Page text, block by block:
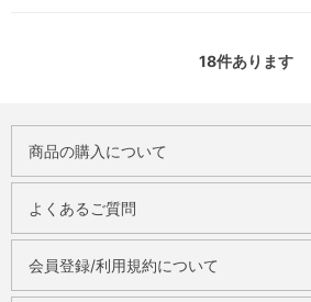
18件あります
商品の購入について
よくあるご質問
会員登録/利用規約について